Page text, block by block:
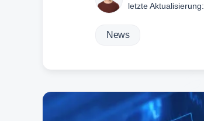
letzte Aktualisierung:
News